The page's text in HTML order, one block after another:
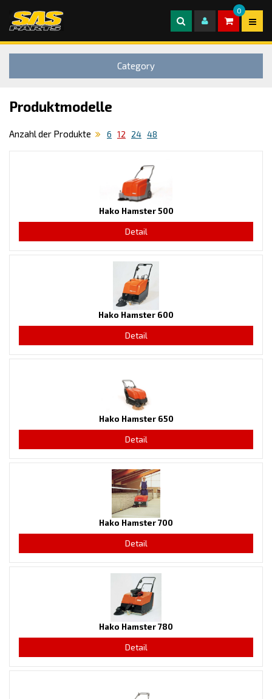
0
Category
Produktmodelle
Anzahl der Produkte 6 12 24 48
Hako Hamster 500
Detail
Hako Hamster 600
Detail
Hako Hamster 650
Detail
Hako Hamster 700
Detail
Hako Hamster 780
Detail